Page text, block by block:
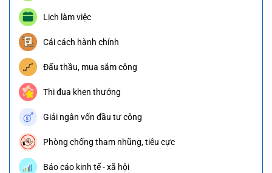
Lịch làm việc
Cải cách hành chính
Đấu thầu, mua sắm công
Thi đua khen thưởng
Giải ngân vốn đầu tư công
Phòng chống tham nhũng, tiêu cực
Báo cáo kinh tế - xã hội